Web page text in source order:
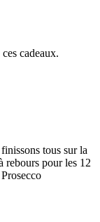
cadeaux.
tous sur la
rebours pour les 12